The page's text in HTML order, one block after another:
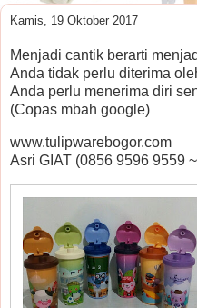
Kamis, 19 Oktober 2017
Menjadi cantik berarti
Anda tidak perlu diterima
Anda perlu menerima diri
(Copas mbah google)
www.tulipwarebogor.com
Asri GIAT (0856 9596 9559